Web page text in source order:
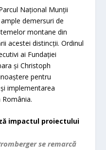
Național Munții
demersuri de
montane din
acestei distincții. Ordinul
ai Fundației
și Christoph
pentru
implementarea
impactul proiectului
se remarcă